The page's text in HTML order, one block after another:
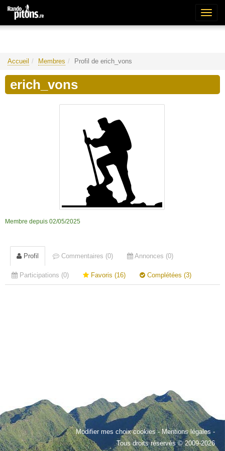
Accueil Membres Profil de erich_vons
erich_vons
Membre depuis 02/05/2025
Profil Commentaires (0) Annonces (0)
Participations (0) Favoris (16) Complétées (3)
Modifier mes choix cookies-Mentions légales -
Tous droits réservés © 2009-2026